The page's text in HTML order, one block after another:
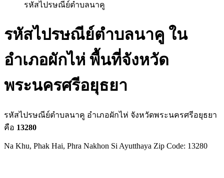
รหัสไปรษณีย์ตำบลนาคู
รหัสไปรษณีย์ตำบลนาคู ใน
อำเภอผักไห่ พื้นที่จังหวัด
พระนครศรีอยุธยา
รหัสไปรษณีย์ตำบลนาคู อำเภอผักไห่ จังหวัดพระนครศรีอยุธยา
คือ 13280
Na Khu, Phak Hai, Phra Nakhon Si Ayutthaya Zip Code: 13280